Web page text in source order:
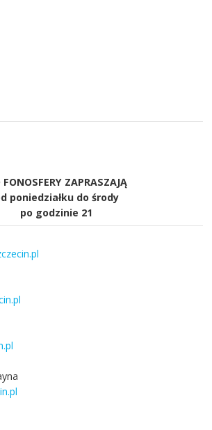
FONOSFERY ZAPRASZAJĄ
poniedziałku do środy
po godzinie 21